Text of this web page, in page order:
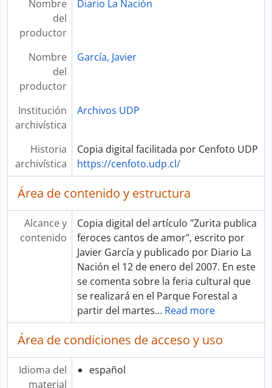
Nombre
del
productor
Diario La Nación
Nombre
del
productor
García, Javier
Institución
archivística
Archivos UDP
Historia
archivística
Copia digital facilitada por Cenfoto UDP
https://cenfoto.udp.cl/
Área de contenido y estructura
Alcance y
contenido
Copia digital del artículo "Zurita publica
feroces cantos de amor", escrito por
Javier García y publicado por Diario La
Nación el 12 de enero del 2007. En este
se comenta sobre la feria cultural que
se realizará en el Parque Forestal a
partir del martes… Read more
Área de condiciones de acceso y uso
Idioma del
material
español